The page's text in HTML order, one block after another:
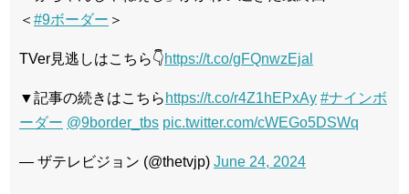
＜ #9ボーダー ＞
TVer見逃しはこちら👇https://t.co/gFQnwzEjal
▼記事の続きはこちら https://t.co/r4Z1hEPxAy #ナインボ
ーダー @9border_tbs pic.twitter.com/cWEGo5DSWq
— ザテレビジョン (@thetvjp) June 24, 2024